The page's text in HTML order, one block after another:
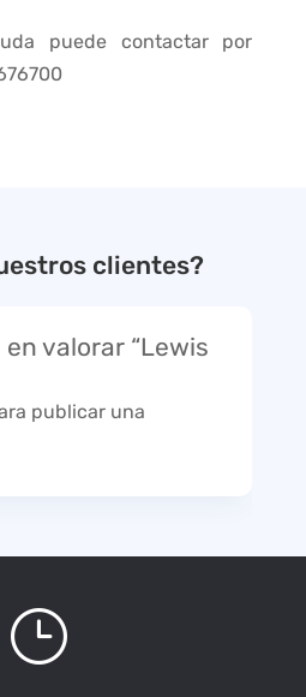
puede contactar por
clientes?
valorar “Lewis
publicar una
}